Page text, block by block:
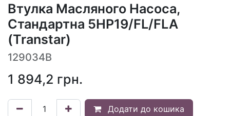
Втулка Масляного Насоса,
Стандартна 5HP19/FL/FLA
(Transtar)
129034B
1 894,2 грн.
Додати до кошика